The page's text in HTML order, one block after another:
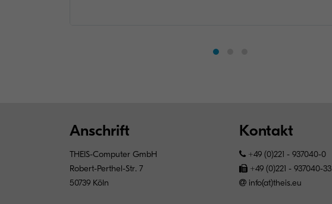
Anschrift
THEIS-Computer GmbH
Robert-Perthel-Str. 7
50739 Köln
Kontakt
+49 (0)221 - 937040-0
+49 (0)221 - 937040-33
info(at)theis.eu